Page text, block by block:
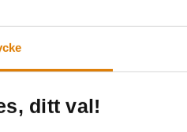
ditt val!